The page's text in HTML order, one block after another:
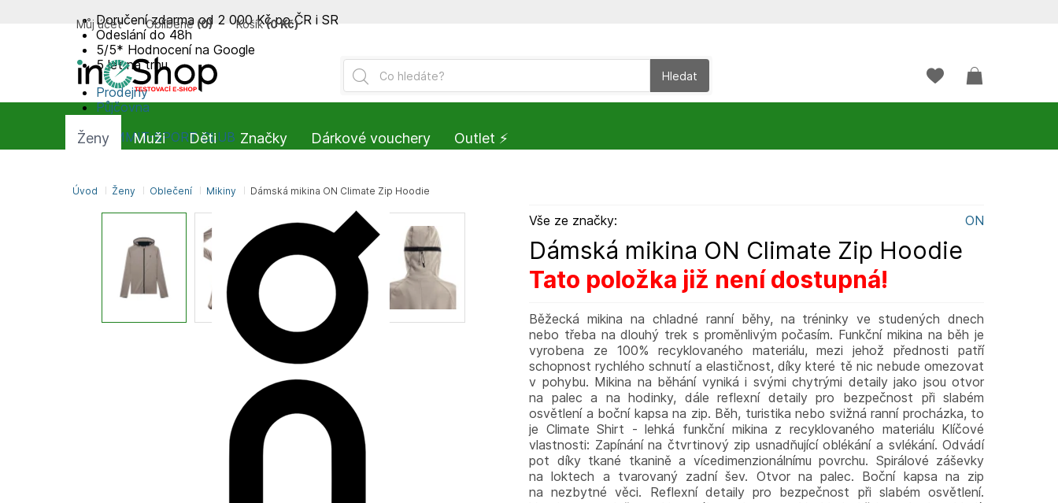
Vše ze značky: ON
Dámská mikina ON Climate Zip Hoodie
Tato položka již není dostupná!
Běžecká mikina na chladné ranní běhy, na tréninky ve studených dnech
nebo třeba na dlouhý trek s proměnlivým počasím. Funkční mikina na běh je
vyrobena ze 100% recyklovaného materiálu, mezi jehož přednosti patří
schopnost rychlého schnutí a elastičnost, díky které tě nic nebude omezovat
v pohybu. Mikina na běhání vyniká i svými chytrými detaily jako jsou otvor
na palec a na hodinky, dále reflexní detaily pro bezpečnost při slabém
osvětlení a boční kapsa na zip. Běh, turistika nebo svižná ranní procházka, to
je Climate Shirt - lehká funkční mikina z recyklovaného materiálu Klíčové
vlastnosti: Zapínání na čtvrtinový zip usnadňující oblékání a svlékání. Odvádí
pot díky tkané tkanině a vícedimenzionálnímu povrchu. Spirálové záševky
na loktech a tvarovaný zadní šev. Otvor na palec. Boční kapsa na zip
na nezbytné věci. Reflexní detaily pro bezpečnost při slabém osvětlení.
Doručení zdarma od 2 000 Kč po ČR i SR
Odeslání do 48h
5/5* Hodnocení na Google
5 let na trhu
Prodejny
Půjčovna
SUMMIT-SPORT CLUB
Hledat
Můj účet Oblíbené (0) Košík (0 Kč)
Úvod Ženy Oblečení Mikiny Dámská mikina ON Climate Zip Hoodie
Ženy Muži Děti Značky Dárkové vouchery Outlet ⚡️